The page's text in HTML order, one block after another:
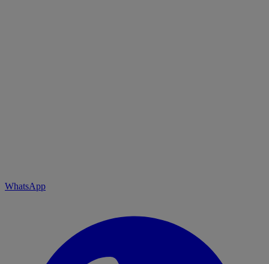
WhatsApp